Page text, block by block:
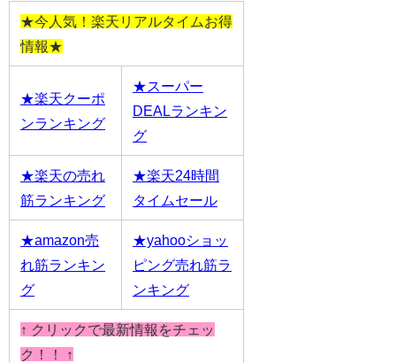
★今人気！楽天リアルタイムお得
情報★
★楽天クーポ
ンランキング
★スーパー
DEALランキン
グ
★楽天の売れ
筋ランキング
★楽天24時間
タイムセール
★amazon売
れ筋ランキン
グ
★yahooショッ
ピング売れ筋ラ
ンキング
↑ クリックで最新情報をチェッ
ク！！ ↑